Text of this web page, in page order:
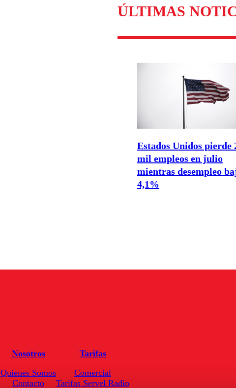
ÚLTIMAS
Estados Unidos pierde
mil empleos en julio
mientras desempleo
4,1%
Nosotros
Quienes Somos
Contacto
Tarifas
Comercial
Tarifas Servel Radio